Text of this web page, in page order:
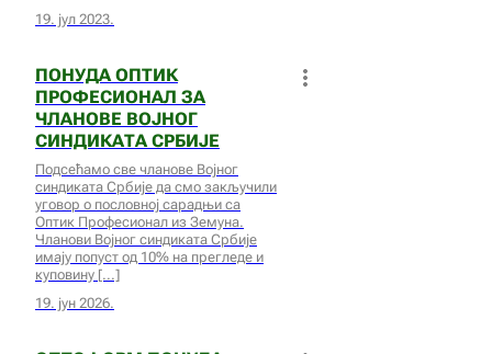
19. јул 2023.
ПОНУДА ОПТИК
ПРОФЕСИОНАЛ ЗА
ЧЛАНОВЕ ВОЈНОГ
СИНДИКАТА СРБИЈЕ
Подсећамо све чланове Војног
синдиката Србије да смо закључили
уговор о пословној сарадњи са
Оптик Професионал из Земуна.
Чланови Војног синдиката Србије
имају попуст од 10% на прегледе и
куповину
19. јун 2026.